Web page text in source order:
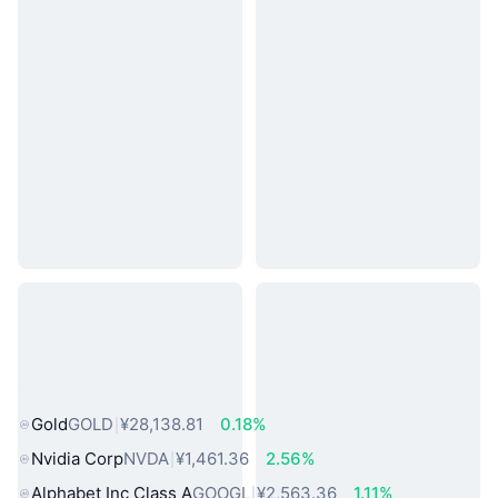
GoldGOLD ¥28,138.81
0.18%
Nvidia CorpNVDA ¥1,461.36
2.56%
Alphabet Inc Class AGOOGL ¥2,563.36 1.11%